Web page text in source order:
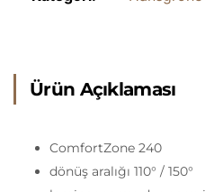
Ürün Açıklaması
ComfortZone 240
dönüş aralığı 110° / 150°